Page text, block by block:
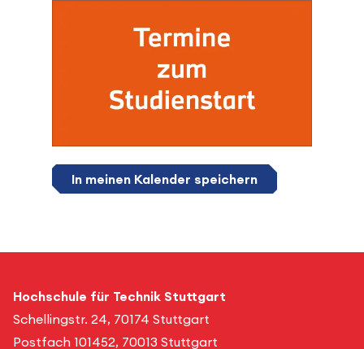
In meinen Kalender speichern
Hochschule für Technik Stuttgart
Schellingstr. 24, 70174 Stuttgart
Postfach 101452, 70013 Stuttgart